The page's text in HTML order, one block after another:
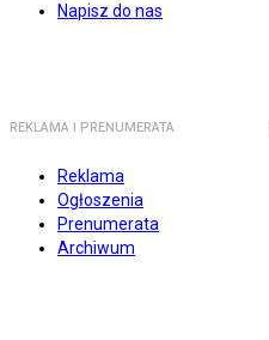
Napisz do nas
REKLAMA I PRENUMERATA
Reklama
Ogłoszenia
Prenumerata
Archiwum